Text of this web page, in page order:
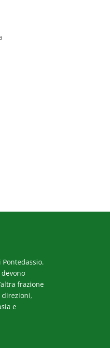
Pontedassio.
frazione
direzioni,
e